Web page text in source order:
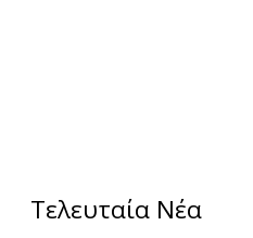
Τελευταία Νέα